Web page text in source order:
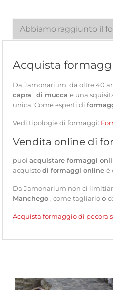
Abbiamo raggiunto il
Acquista
Da Jamonarium, da oltre 40
capra , di mucca e una
unica. Come esperti di
Vedi tipologie di formaggi:
Vendita online di
puoi acquistare formaggi
acquistodi formaggi online è
Da Jamonarium non ci
Manchego , come tagliarloo
Acquista formaggio di pecora